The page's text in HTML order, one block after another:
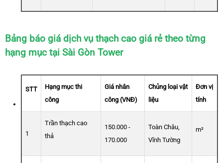
Bảng báo giá dịch vụ thạch cao giá rẻ theo từng
hạng mục tại Sài Gòn Tower
STT
Hạng mục thi
công
Giá nhân
công (VNĐ)
Chủng loại vật
liệu
Đơn vị
tính
1
Trần thạch cao
thả
150.000 -
170.000
Toàn Châu,
Vĩnh Tường
m²